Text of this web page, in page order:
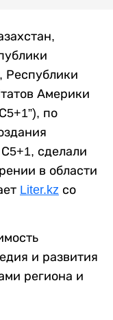
Республики
Америки
по
сделали
в области
Liter.kz со
и развития
региона и